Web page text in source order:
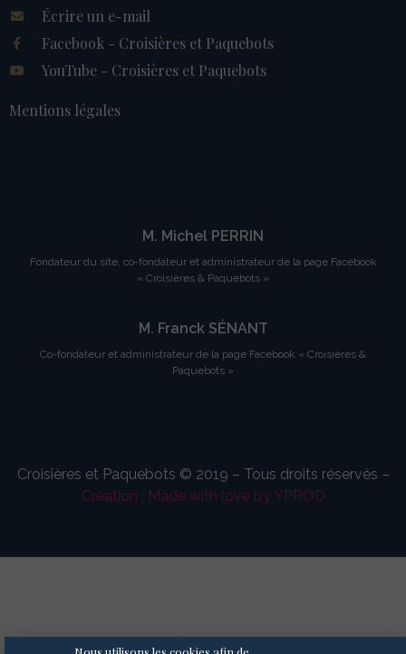
Écrire un e-mail
Facebook - Croisières et Paquebots
YouTube - Croisières et Paquebots
Mentions légales
M. Michel PERRIN
Fondateur du site, co-fondateur et administrateur de la page Facebook
« Croisières & Paquebots »
M. Franck SÉNANT
Co-fondateur et administrateur de la page Facebook « Croisières &
Paquebots »
Croisières et Paquebots © 2019 – Tous droits réservés –
Création : Made with love by YPROD